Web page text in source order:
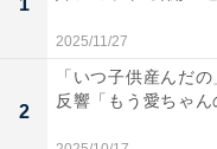
1
2025/11/27
2
「いつ子供産んだ
反響「もう愛ちゃ